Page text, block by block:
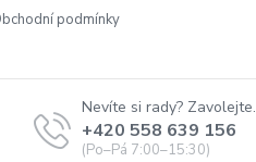
obchodní podmínky
Nevíte si rady? Zavolejte.
+420 558 639 156
(Po–Pá 7:00–15:30)